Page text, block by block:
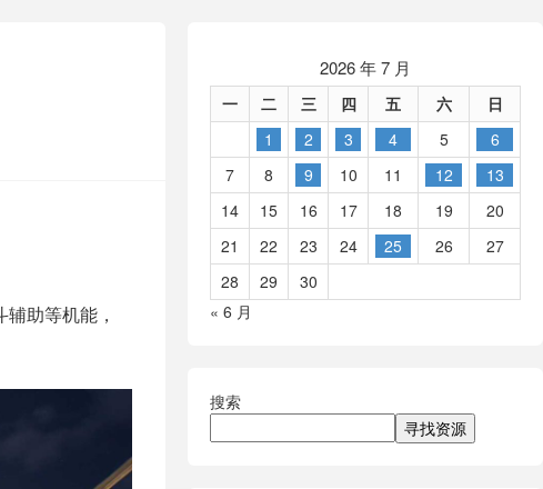
助等机能，
2026 年 7 月
一 二 三 四 五 六
日
1
2 3 4 5
6
7
8 9 10 11 12
13
14
15 16 17 18 19
20
21
22 23 24 25 26
27
28
29
30
« 6 月
搜索
寻找资源